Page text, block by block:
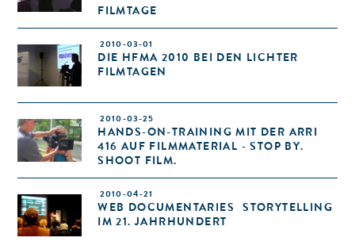
FILMTAGE
2010-03-01
DIE HFMA 2010 BEI DEN LICHTER
FILMTAGEN
2010-03-25
HANDS-ON-TRAINING MIT DER ARRI
416 AUF FILMMATERIAL - STOP BY.
SHOOT FILM.
2010-04-21
WEB DOCUMENTARIES  STORYTELLING
IM 21. JAHRHUNDERT